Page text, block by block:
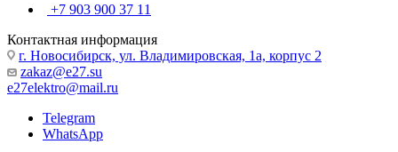
+7 903 900 37 11
Контактная информация
г. Новосибирск, ул. Владимировская, 1а, корпус 2
zakaz@e27.su
e27elektro@mail.ru
Telegram
WhatsApp